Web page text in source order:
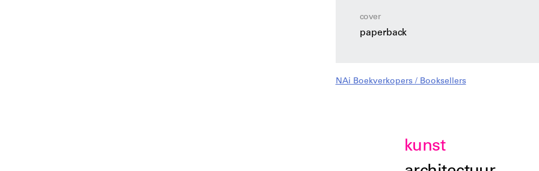
cover
paperback
NAi Boekverkopers / Booksellers
kunst